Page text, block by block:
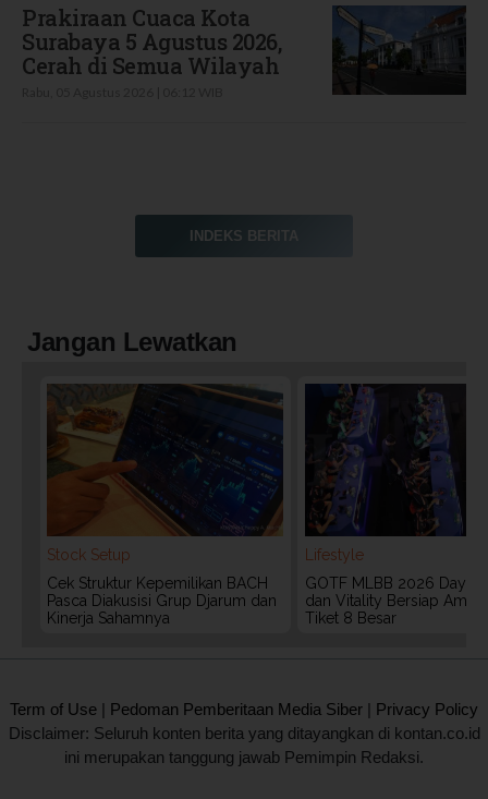
Prakiraan Cuaca Kota
Surabaya 5 Agustus 2026,
Cerah di Semua Wilayah
INDEKS BERITA
Jangan Lewatkan
Stock Setup
Cek Struktur Kepemilikan BACH
Pasca Diakusisi Grup Djarum dan
Kinerja Sahamnya
Lifestyle
GOTF MLBB 2026 Day 2:
dan Vitality Bersiap
Tiket 8 Besar
Term of Use | Pedoman Pemberitaan Media Siber | Privacy Policy
Disclaimer: Seluruh konten berita yang ditayangkan di kontan.co.id
ini merupakan tanggung jawab Pemimpin Redaksi.